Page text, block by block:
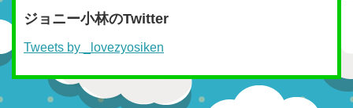
ジョニー小林のTwitter
Tweets by _lovezyosiken